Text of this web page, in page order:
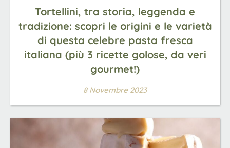
Tortellini, tra storia, leggenda e
tradizione: scopri le origini e le varietà
di questa celebre pasta fresca
italiana (più 3 ricette golose, da veri
gourmet!)
8 Novembre 2023